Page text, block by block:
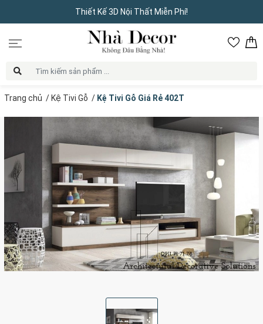
Thiết Kế 3D Nội Thất Miễn Phí!
Trang chủ / Kệ Tivi Gỗ / Kệ Tivi Gỗ Giá Rẻ 402T